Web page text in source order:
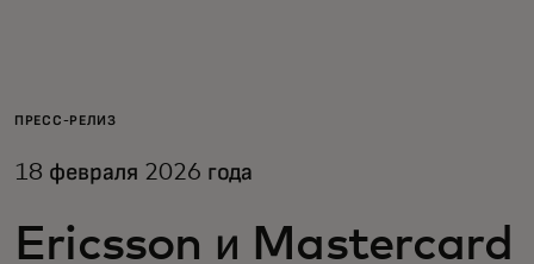
Для бизнеса
ПРЕСС-РЕЛИЗ
18 февраля 2026 года
Ericsson и Mastercard